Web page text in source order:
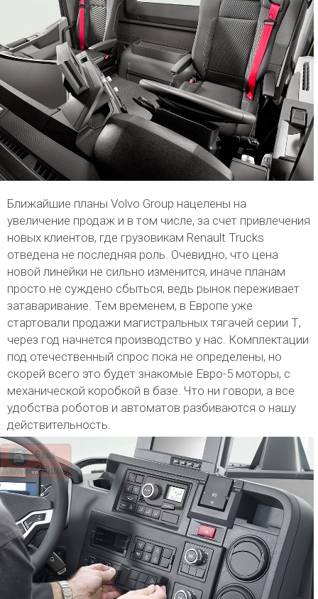
Ближайшие планы Volvo Group нацелены на
увеличение продаж и в том числе, за счет привлечения
новых клиентов, где грузовикам Renault Trucks
отведена не последняя роль. Очевидно, что цена
новой линейки не сильно изменится, иначе планам
просто не суждено сбыться, ведь рынок переживает
затаваривание. Тем временем, в Европе уже
стартовали продажи магистральных тягачей серии Т,
через год начнется производство у нас. Комплектации
под отечественный спрос пока не определены, но
скорей всего это будет знакомые Eвро-5 моторы, с
механической коробкой в базе. Что ни говори, а все
удобства роботов и автоматов разбиваются о нашу
действительность.